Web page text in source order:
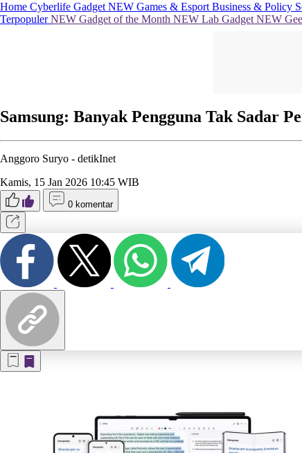
Home Cyberlife Gadget NEW Games & Esport Business & Policy
TerpopulerNEW Gadget of the Month NEW Lab Gadget NEW
Samsung: Banyak Pengguna Tak Sadar
Anggoro Suryo - detikInet
Kamis, 15 Jan 2026 10:45 WIB
0 komentar